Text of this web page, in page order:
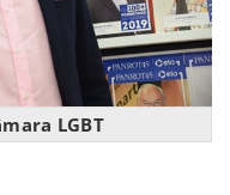
LGBT